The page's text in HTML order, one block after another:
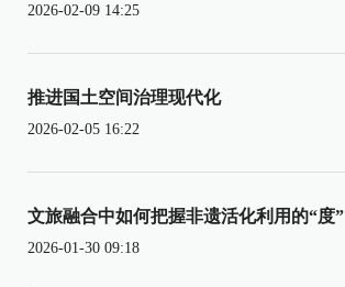
2026-02-09 14:25
推进国土空间治理现代化
2026-02-05 16:22
文旅融合中如何把握非遗活化利用的“度”
2026-01-30 09:18